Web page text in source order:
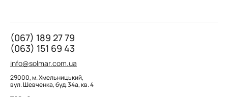
(067) 189 27 79
(063) 151 69 43
info@solmar.com.ua
29000, м. Хмельницький,
вул. Шевченка, буд. 34а, кв. 4